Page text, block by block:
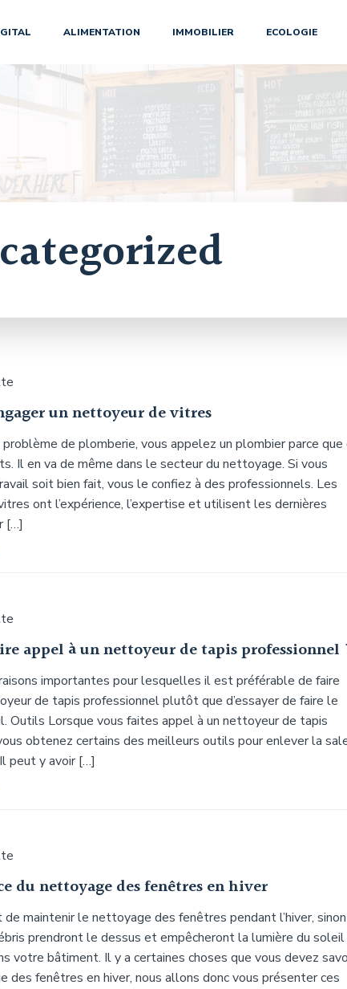
ALIMENTATION IMMOBILIER ECOLOGIE
un nettoyeur de vitres
problème de plomberie, vous appelez un plombier parce que
Il en va de même dans le secteur du nettoyage. Si vous
soit bien fait, vous le confiez à des professionnels. Les
ont l’expérience, l’expertise et utilisent les dernières
[…]
appel à un nettoyeur de tapis professionnel
importantes pour lesquelles il est préférable de faire
de tapis professionnel plutôt que d’essayer de faire le
Outils Lorsque vous faites appel à un nettoyeur de tapis
obtenez certains des meilleurs outils pour enlever la
peut y avoir […]
du nettoyage des fenêtres en hiver
maintenir le nettoyage des fenêtres pendant l’hiver,
prendront le dessus et empêcheront la lumière du soleil
votre bâtiment. Il y a certaines choses que vous devez
des fenêtres en hiver, nous allons donc vous présenter ces